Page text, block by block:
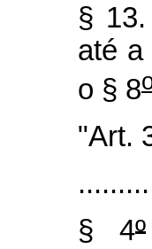
§
até a
o § 8
"Art.
§ 4º